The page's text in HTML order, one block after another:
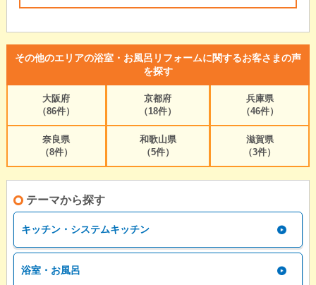
その他のエリアの浴室・お風呂リフォームに関するお客さまの声
を探す
大阪府
（86件）
京都府
（18件）
兵庫県
（46件）
奈良県
（8件）
和歌山県
（5件）
滋賀県
（3件）
テーマから探す
キッチン・システムキッチン
浴室・お風呂